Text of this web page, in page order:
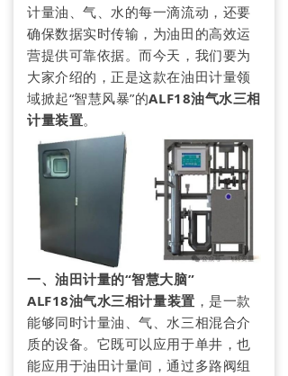
→ 仪表设备
→ 站控系统集成
→ 物联网模块
→ 工业自动化
客户服务
→ 应用案例
→ 资料下载
新闻中心
→ 公司新闻
计量油、气、水的每一滴流动，还要
确保数据实时传输，为油田的高效运
营提供可靠依据。而今天，我们要为
大家介绍的，正是这款在油田计量领
域掀起“智慧风暴”的ALF18油气水三相
计量装置。
一、油田计量的“智慧大脑”
ALF18油气水三相计量装置 ，是一款
能够同时计量油、气、水三相混合介
质的设备。它既可以应用于单井，也
能应用于油田计量间，通过多路阀组